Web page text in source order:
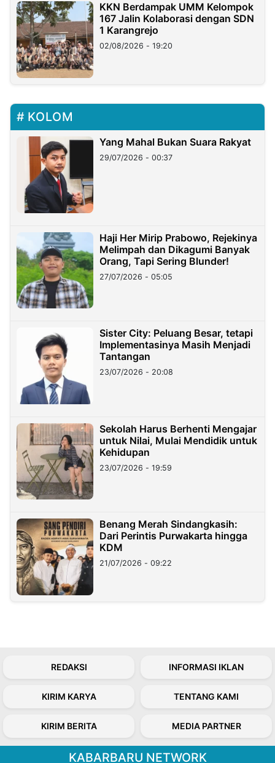
KKN Berdampak UMM Kelompok
167 Jalin Kolaborasi dengan SDN
1 Karangrejo
02/08/2026 - 19:20
KOLOM
Yang Mahal Bukan Suara Rakyat
29/07/2026 - 00:37
Haji Her Mirip Prabowo, Rejekinya
Melimpah dan Dikagumi Banyak
Orang, Tapi Sering Blunder!
27/07/2026 - 05:05
Sister City: Peluang Besar, tetapi
Implementasinya Masih Menjadi
Tantangan
23/07/2026 - 20:08
Sekolah Harus Berhenti Mengajar
untuk Nilai, Mulai Mendidik untuk
Kehidupan
23/07/2026 - 19:59
Benang Merah Sindangkasih:
Dari Perintis Purwakarta hingga
KDM
21/07/2026 - 09:22
REDAKSI INFORMASI IKLAN
KIRIM KARYA TENTANG KAMI
KIRIM BERITA MEDIA PARTNER
KABARBARU NETWORK